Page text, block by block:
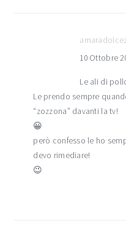
10 Ottobre
Le ali di
Le prendo sempre
“zozzona” davanti la tv!
😀
però confesso le ho
devo rimediare!
😉